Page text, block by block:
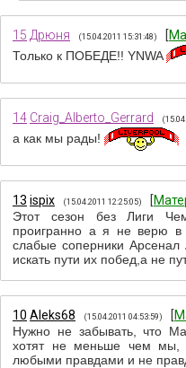
15 Дрюня (15.04.2011 15:31:48) [
Только к ПОБЕДЕ!! YNWA
14 Craig_Alberto_Gerrard
а как мы рады!
13 ispix (15.04.2011 12:25:05) [
Этот сезон без Лиги
проигранно а я не верю
слабые соперники
искать пути их побед,а не
10 Aleks68 (15.04.2011 04:53:59) [
Нужно не забывать, что
хотят не меньше чем мы,
любыми правдами и не